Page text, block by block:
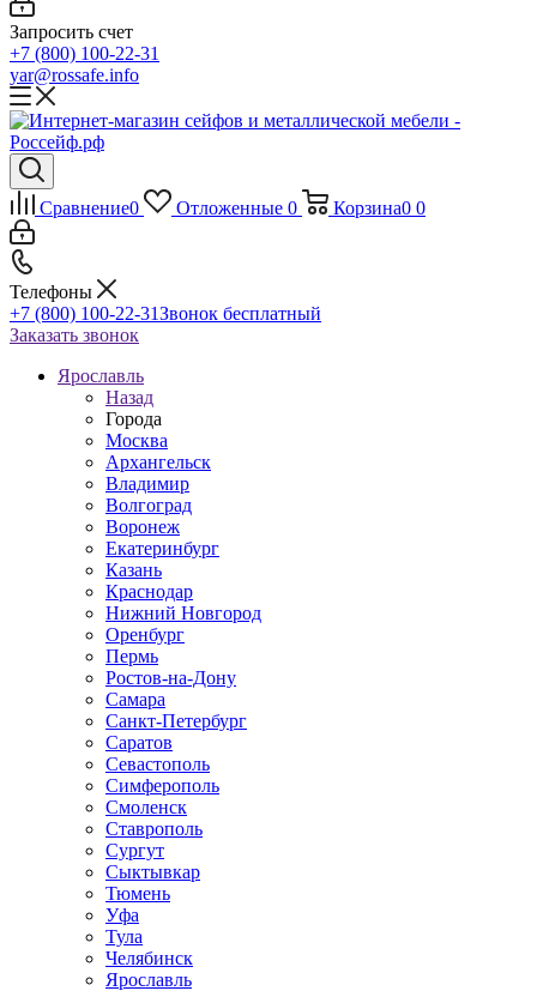
Запросить счет
+7 (800) 100-22-31
yar@rossafe.info
Сравнение0 Отложенные 0 Корзина0 0
Телефоны
+7 (800) 100-22-31Звонок бесплатный
Заказать звонок
Ярославль
Назад
Города
Москва
Архангельск
Владимир
Волгоград
Воронеж
Екатеринбург
Казань
Краснодар
Нижний Новгород
Оренбург
Пермь
Ростов-на-Дону
Самара
Санкт-Петербург
Саратов
Севастополь
Симферополь
Смоленск
Ставрополь
Сургут
Сыктывкар
Тюмень
Уфа
Тула
Челябинск
Ярославль